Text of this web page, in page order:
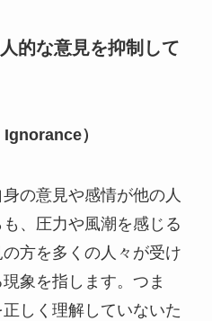
的な意見を抑制して
）
の意見や感情が他の人
、圧力や風潮を感じる
方を多くの人々が受け
象を指します。つま
しく理解していないた